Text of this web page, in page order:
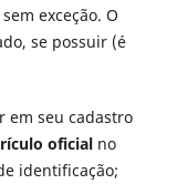
exceção. O
se possuir (é
em seu cadastro
oficialno
identificação;